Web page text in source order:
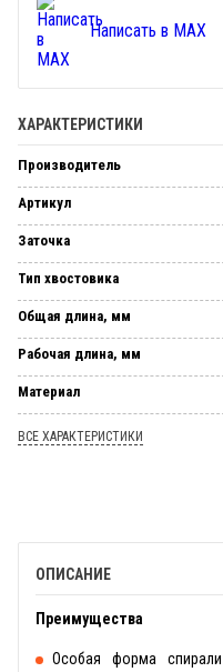
Написать в MAX
ХАРАКТЕРИСТИКИ
Производитель
Артикул
Заточка
Тип хвостовика
Общая длина, мм
Рабочая длина, мм
Материал
ВСЕ ХАРАКТЕРИСТИКИ
ОПИСАНИЕ
Преимущества
Особая форма